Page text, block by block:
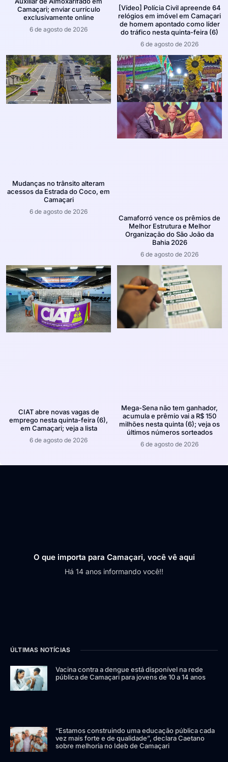
Camaçari; enviar currículo
exclusivamente online
6 de agosto de 2026
[Vídeo] Polícia Civil apreende 64
relógios em imóvel em Camaçari
de homem apontado como líder
do tráfico nesta quinta-feira (6)
6 de agosto de 2026
Mudanças no trânsito alteram
acessos da Estrada do Coco, em
Camaçari
6 de agosto de 2026
Camaforró vence os prêmios de
Melhor Estrutura e Melhor
Organização do São João da
Bahia 2026
6 de agosto de 2026
CIAT abre novas vagas de
emprego nesta quinta-feira (6),
em Camaçari; veja a lista
6 de agosto de 2026
Mega-Sena não tem ganhador,
acumula e prêmio vai a R$ 150
milhões nesta quinta (6); veja os
últimos números sorteados
6 de agosto de 2026
O que importa para Camaçari, você vê aqui
Há 14 anos informando você!!
ÚLTIMAS NOTÍCIAS
Vacina contra a dengue está disponível na rede
pública de Camaçari para jovens de 10 a 14 anos
“Estamos construindo uma educação pública cada
vez mais forte e de qualidade”, declara Caetano
sobre melhoria no Ideb de Camaçari